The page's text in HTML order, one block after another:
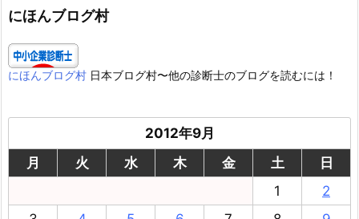
ー
にほんブログ村
にほんブログ村 日本ブログ村〜他の診断士のブログを読むには！
2012年9月
月
火 水 木 金 土
日
1
2